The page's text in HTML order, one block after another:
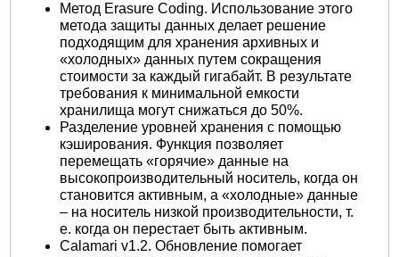
Метод Erasure Coding. Использование этого
метода защиты данных делает решение
подходящим для хранения архивных и
«холодных» данных путем сокращения
стоимости за каждый гигабайт. В результате
требования к минимальной емкости
хранилища могут снижаться до 50%.
Разделение уровней хранения с помощью
кэширования. Функция позволяет
перемещать «горячие» данные на
высокопроизводительный носитель, когда он
становится активным, а «холодные» данные
– на носитель низкой производительности, т.
е. когда он перестает быть активным.
Calamari v1.2. Обновление помогает